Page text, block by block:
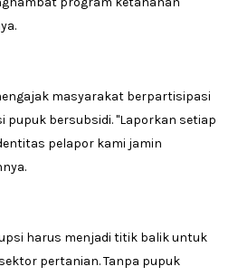
masyarakat berpartisipasi
pupuk bersubsidi. "Laporkan setiap
pelapor kami jamin
harus menjadi titik balik untuk
pertanian. Tanpa pupuk